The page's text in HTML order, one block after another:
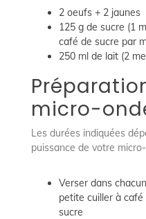
2 oeufs + 2 jaunes
125 g de sucre (1
café de sucre par
250 ml de lait (2
micro-
Les durées indiquées
puissance de votre
Verser dans
petite cuiller à
sucre